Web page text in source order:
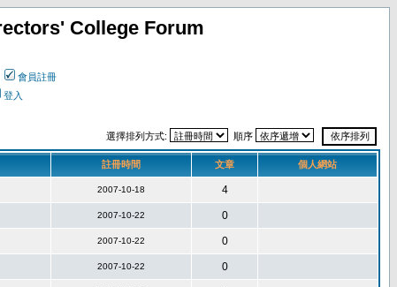
College Forum
會員註冊
登入
選擇排列方式: 順序
註冊時間 文章 個人網站
2007-10-18 4
2007-10-22 0
2007-10-22 0
2007-10-22 0